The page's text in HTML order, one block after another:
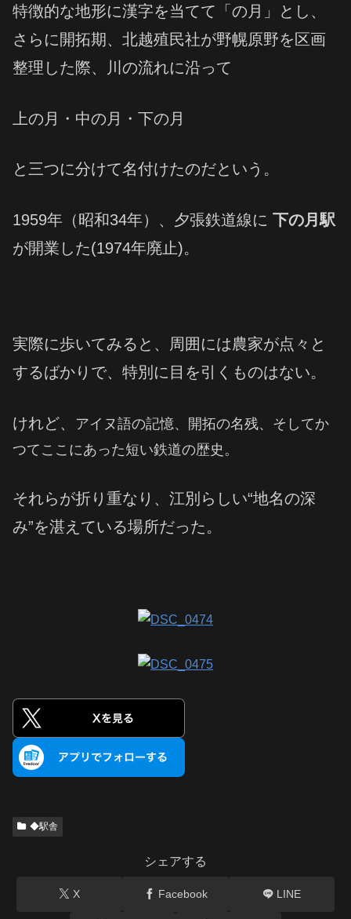
特徴的な地形に漢字を当てて「の月」とし、
さらに開拓期、北越殖民社が野幌原野を区画
整理した際、川の流れに沿って
上の月・中の月・下の月
と三つに分けて名付けたのだという。
1959年（昭和34年）、夕張鉄道線に 下の月駅
が開業した(1974年廃止)。
実際に歩いてみると、周囲には農家が点々と
するばかりで、特別に目を引くものはない。
けれど、 アイヌ語の記憶、開拓の名残、そしてか
つてここにあった短い鉄道の歴史。
それらが折り重なり、江別らしい“地名の深
み”を湛えている場所だった。
◆駅舎
シェアする
X Facebook LINE